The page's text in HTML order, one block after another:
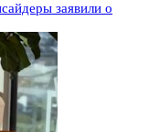
заявили о